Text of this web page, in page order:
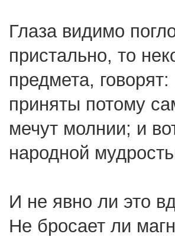
Глаза видимо
пристально, то
предмета,
приняты потому
мечут молнии; и
народной
И не явно ли это
Не бросает ли